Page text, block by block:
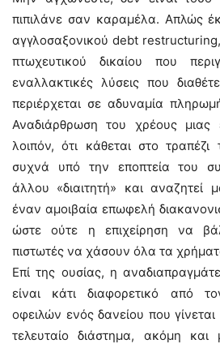
πιπιλάνε σαν καραμέλα. Απλώς
αγγλοσαξονικού debt
πτωχευτικού δικαίου που
εναλλακτικές λύσεις που
περιέρχεται σε αδυναμία
Αναδιάρθρωση του χρέους μιας
λοιπόν, ότι κάθεται στο τραπέζι
συχνά υπό την εποπτεία του
άλλου «διαιτητή» και αναζητεί
έναν αμοιβαία επωφελή
ώστε ούτε η επιχείρηση να
πιστωτές να χάσουν όλα τα
Επί της ουσίας, η
είναι κάτι διαφορετικό από
οφειλών ενός δανείου που
τελευταίο διάστημα, ακόμη